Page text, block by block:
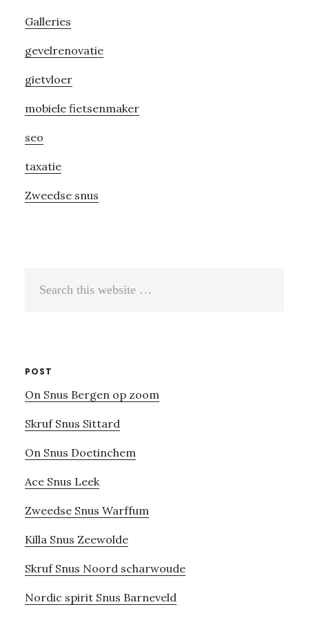
Galleries
gevelrenovatie
gietvloer
mobiele fietsenmaker
seo
taxatie
Zweedse snus
POST
On Snus Bergen op zoom
Skruf Snus Sittard
On Snus Doetinchem
Ace Snus Leek
Zweedse Snus Warffum
Killa Snus Zeewolde
Skruf Snus Noord scharwoude
Nordic spirit Snus Barneveld